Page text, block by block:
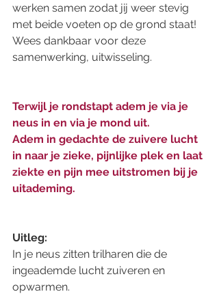
werken samen zodat jij weer stevig
met beide voeten op de grond staat!
Wees dankbaar voor deze
samenwerking, uitwisseling.
Terwijl je rondstapt adem je via je
neus in en via je mond uit.
Adem in gedachte de zuivere lucht
in naar je zieke, pijnlijke plek en laat
ziekte en pijn mee uitstromen bij je
uitademing.
Uitleg:
In je neus zitten trilharen die de
ingeademde lucht zuiveren en
opwarmen.